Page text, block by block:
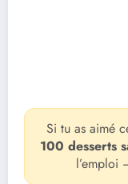
Si tu as aimé
100 desserts
l’emploi